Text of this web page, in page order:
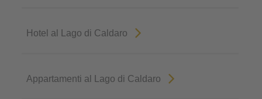
Hotel al Lago di Caldaro
Appartamenti al Lago di Caldaro